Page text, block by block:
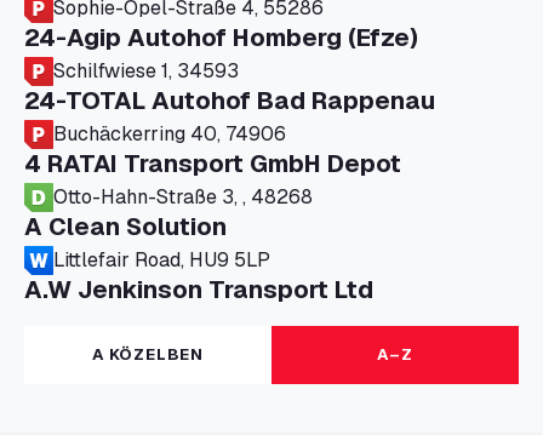
Sophie-Opel-Straße 4, 55286
24-Agip Autohof Homberg (Efze)
Schilfwiese 1, 34593
24-TOTAL Autohof Bad Rappenau
Buchäckerring 40, 74906
4 RATAI Transport GmbH Depot
Otto-Hahn-Straße 3, , 48268
A Clean Solution
Littlefair Road, HU9 5LP
A.W Jenkinson Transport Ltd
Progress House, ME11 5GA
A+G Nettetal - Depot Parking
Am Panneschopp 7, 41334
A KÖZELBEN A–Z